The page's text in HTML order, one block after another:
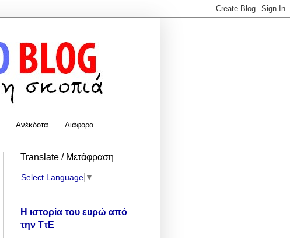
Ανέκδοτα Διάφορα
Translate / Μετάφραση
Select Language ▼
Η ιστορία του ευρώ από
την ΤτΕ